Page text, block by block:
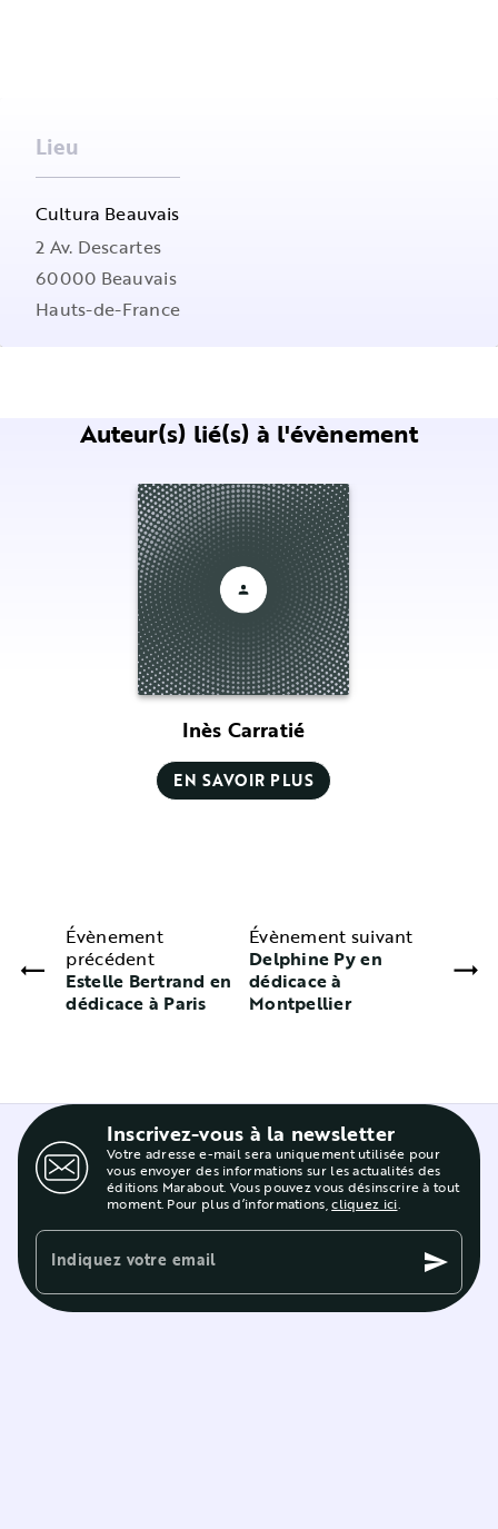
Lieu
Cultura Beauvais
2 Av. Descartes
60000 Beauvais
Hauts-de-France
Auteur(s) lié(s) à l'évènement
Inès Carratié
EN SAVOIR PLUS
Évènement
précédent
Estelle Bertrand en
dédicace à Paris
Évènement suivant
Delphine Py en
dédicace à
Montpellier
Inscrivez-vous à la newsletter
Votre adresse e-mail sera uniquement utilisée pour
vous envoyer des informations sur les actualités des
éditions Marabout. Vous pouvez vous désinscrire à tout
moment. Pour plus d’informations,cliquez ici.
Indiquez votre email send